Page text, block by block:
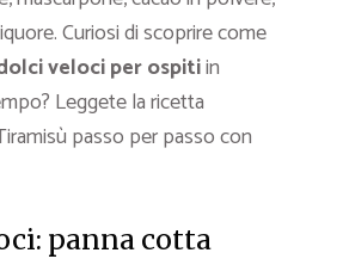
Curiosi di scoprire come
veloci per ospitiin
Leggete la ricetta
passo per passo con
panna cotta